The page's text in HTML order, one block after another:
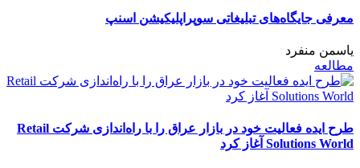
معرفی جایگاه‌های تبلیغاتی سوپراپلیکیشن اسنپ
یاسمن منفرد
مطالعه
طرح ایده فعالیت خود در بازار عراق را با راه‌اندازی شرکت Retail
Solutions World آغاز کرد